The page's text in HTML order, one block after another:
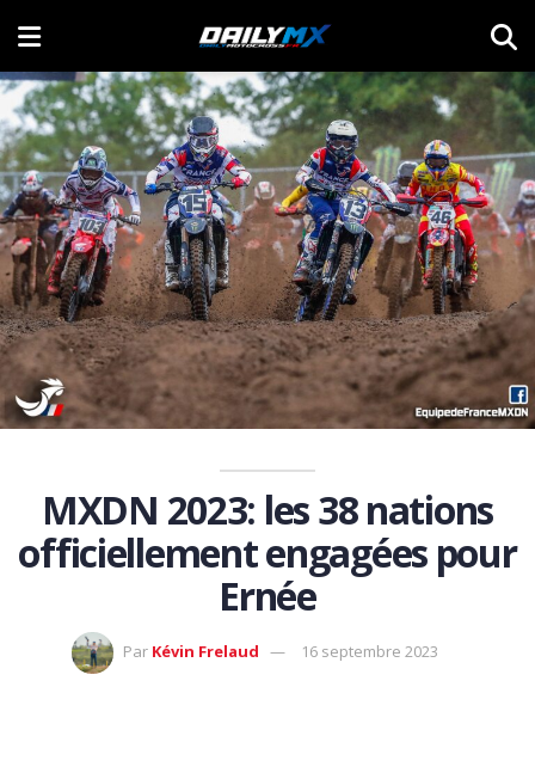
MXDN 2023: les 38 nations
officiellement engagées pour
Ernée
Par Kévin Frelaud 16 septembre 2023